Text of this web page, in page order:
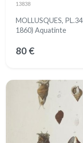
13838
MOLLUSQUES,
1860) Aquatinte
80 €